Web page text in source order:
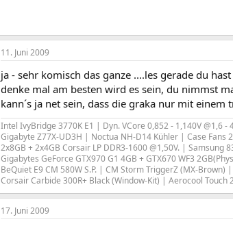
11. Juni 2009
ja - sehr komisch das ganze ....les gerade du
denke mal am besten wird es sein, du nimmst
kann´s ja net sein, dass die graka nur mit einem
Intel IvyBridge 3770K E1 | Dyn. VCore 0,852 - 1,140V @1,6 -
Gigabyte Z77X-UD3H | Noctua NH-D14 Kühler | Case Fans
2x8GB + 2x4GB Corsair LP DDR3-1600 @1,50V. | Samsung
Gigabytes GeForce GTX970 G1 4GB + GTX670 WF3
BeQuiet E9 CM 580W S.P. | CM Storm TriggerZ (MX-Brown)
Corsair Carbide 300R+ Black (Window-Kit) | Aerocool Touch
17. Juni 2009